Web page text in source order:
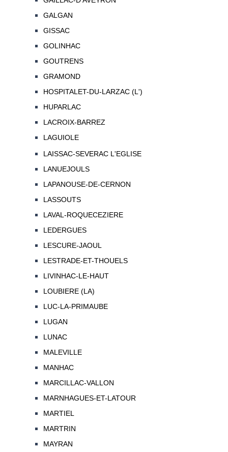
GALGAN
GISSAC
GOLINHAC
GOUTRENS
GRAMOND
HOSPITALET-DU-LARZAC (L')
HUPARLAC
LACROIX-BARREZ
LAGUIOLE
LAISSAC-SEVERAC L'EGLISE
LANUEJOULS
LAPANOUSE-DE-CERNON
LASSOUTS
LAVAL-ROQUECEZIERE
LEDERGUES
LESCURE-JAOUL
LESTRADE-ET-THOUELS
LIVINHAC-LE-HAUT
LOUBIERE (LA)
LUC-LA-PRIMAUBE
LUGAN
LUNAC
MALEVILLE
MANHAC
MARCILLAC-VALLON
MARNHAGUES-ET-LATOUR
MARTIEL
MARTRIN
MAYRAN